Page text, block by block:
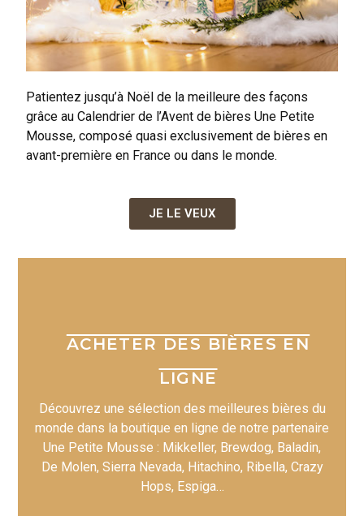
Patientez jusqu’à Noël de la meilleure des façons
grâce au Calendrier de l’Avent de bières Une Petite
Mousse, composé quasi exclusivement de bières en
avant-première en France ou dans le monde.
JE LE VEUX
ACHETER DES BIÈRES EN
LIGNE
Découvrez une sélection des meilleures bières du
monde dans la boutique en ligne de notre partenaire
Une Petite Mousse : Mikkeller, Brewdog, Baladin,
De Molen, Sierra Nevada, Hitachino, Ribella, Crazy
Hops, Espiga…